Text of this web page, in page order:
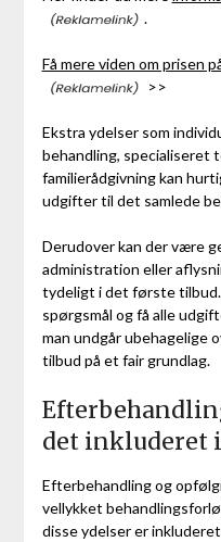
.
Få mere viden om prisen
>>
Ekstra ydelser som
behandling, specialiseret
familierådgivning kan
udgifter til det samlede
Derudover kan der være
administration eller
tydeligt i det første
spørgsmål og få alle
man undgår ubehagelige
tilbud på et fair grundlag.
det inkluderet
Efterbehandling og
vellykket
disse ydelser er